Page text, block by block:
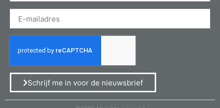
Schrijf me in voor de nieuwsbrief